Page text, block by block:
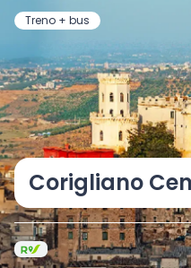
Treno + bus
Corigliano